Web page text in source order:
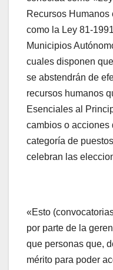
Recursos
como la Ley 81-
Municipios
cuales disponen
se abstendrán de
recursos humanos
Esenciales al
cambios o acciones
categoría de
celebran las
«Esto
por parte de la
que personas que,
mérito para poder